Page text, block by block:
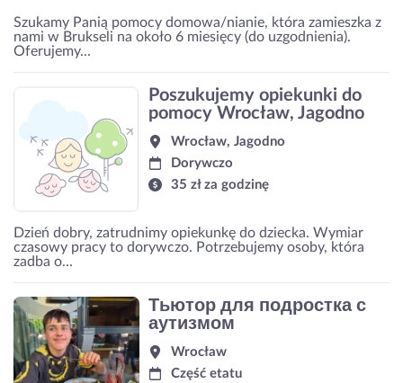
Szukamy Panią pomocy domowa/nianie, która zamieszka z
nami w Brukseli na około 6 miesięcy (do uzgodnienia).
Oferujemy...
Poszukujemy opiekunki do
pomocy Wrocław, Jagodno
Wrocław, Jagodno
Dorywczo
35 zł za godzinę
Dzień dobry, zatrudnimy opiekunkę do dziecka. Wymiar
czasowy pracy to dorywczo. Potrzebujemy osoby, która
zadba o...
Тьютор для подростка с
аутизмом
Wrocław
Część etatu